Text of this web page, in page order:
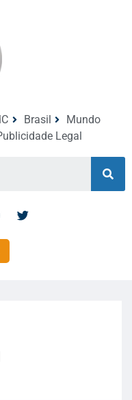
Brasil
Mundo
Legal